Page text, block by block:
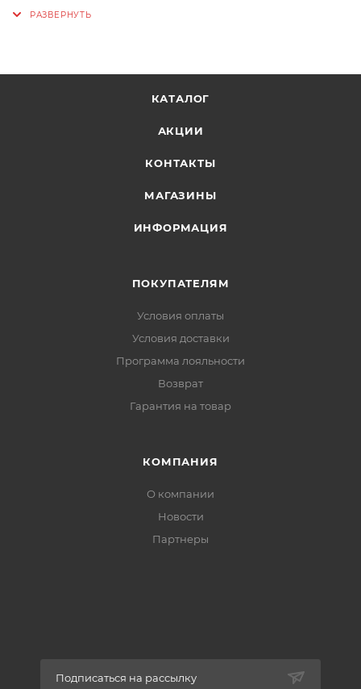
Цвет: Dark Blue/Turquoise
КАТАЛОГ
АКЦИИ
КОНТАКТЫ
МАГАЗИНЫ
ИНФОРМАЦИЯ
ПОКУПАТЕЛЯМ
Условия оплаты
Условия доставки
Программа лояльности
Возврат
Гарантия на товар
КОМПАНИЯ
О компании
Новости
Партнеры
Подписаться на рассылку